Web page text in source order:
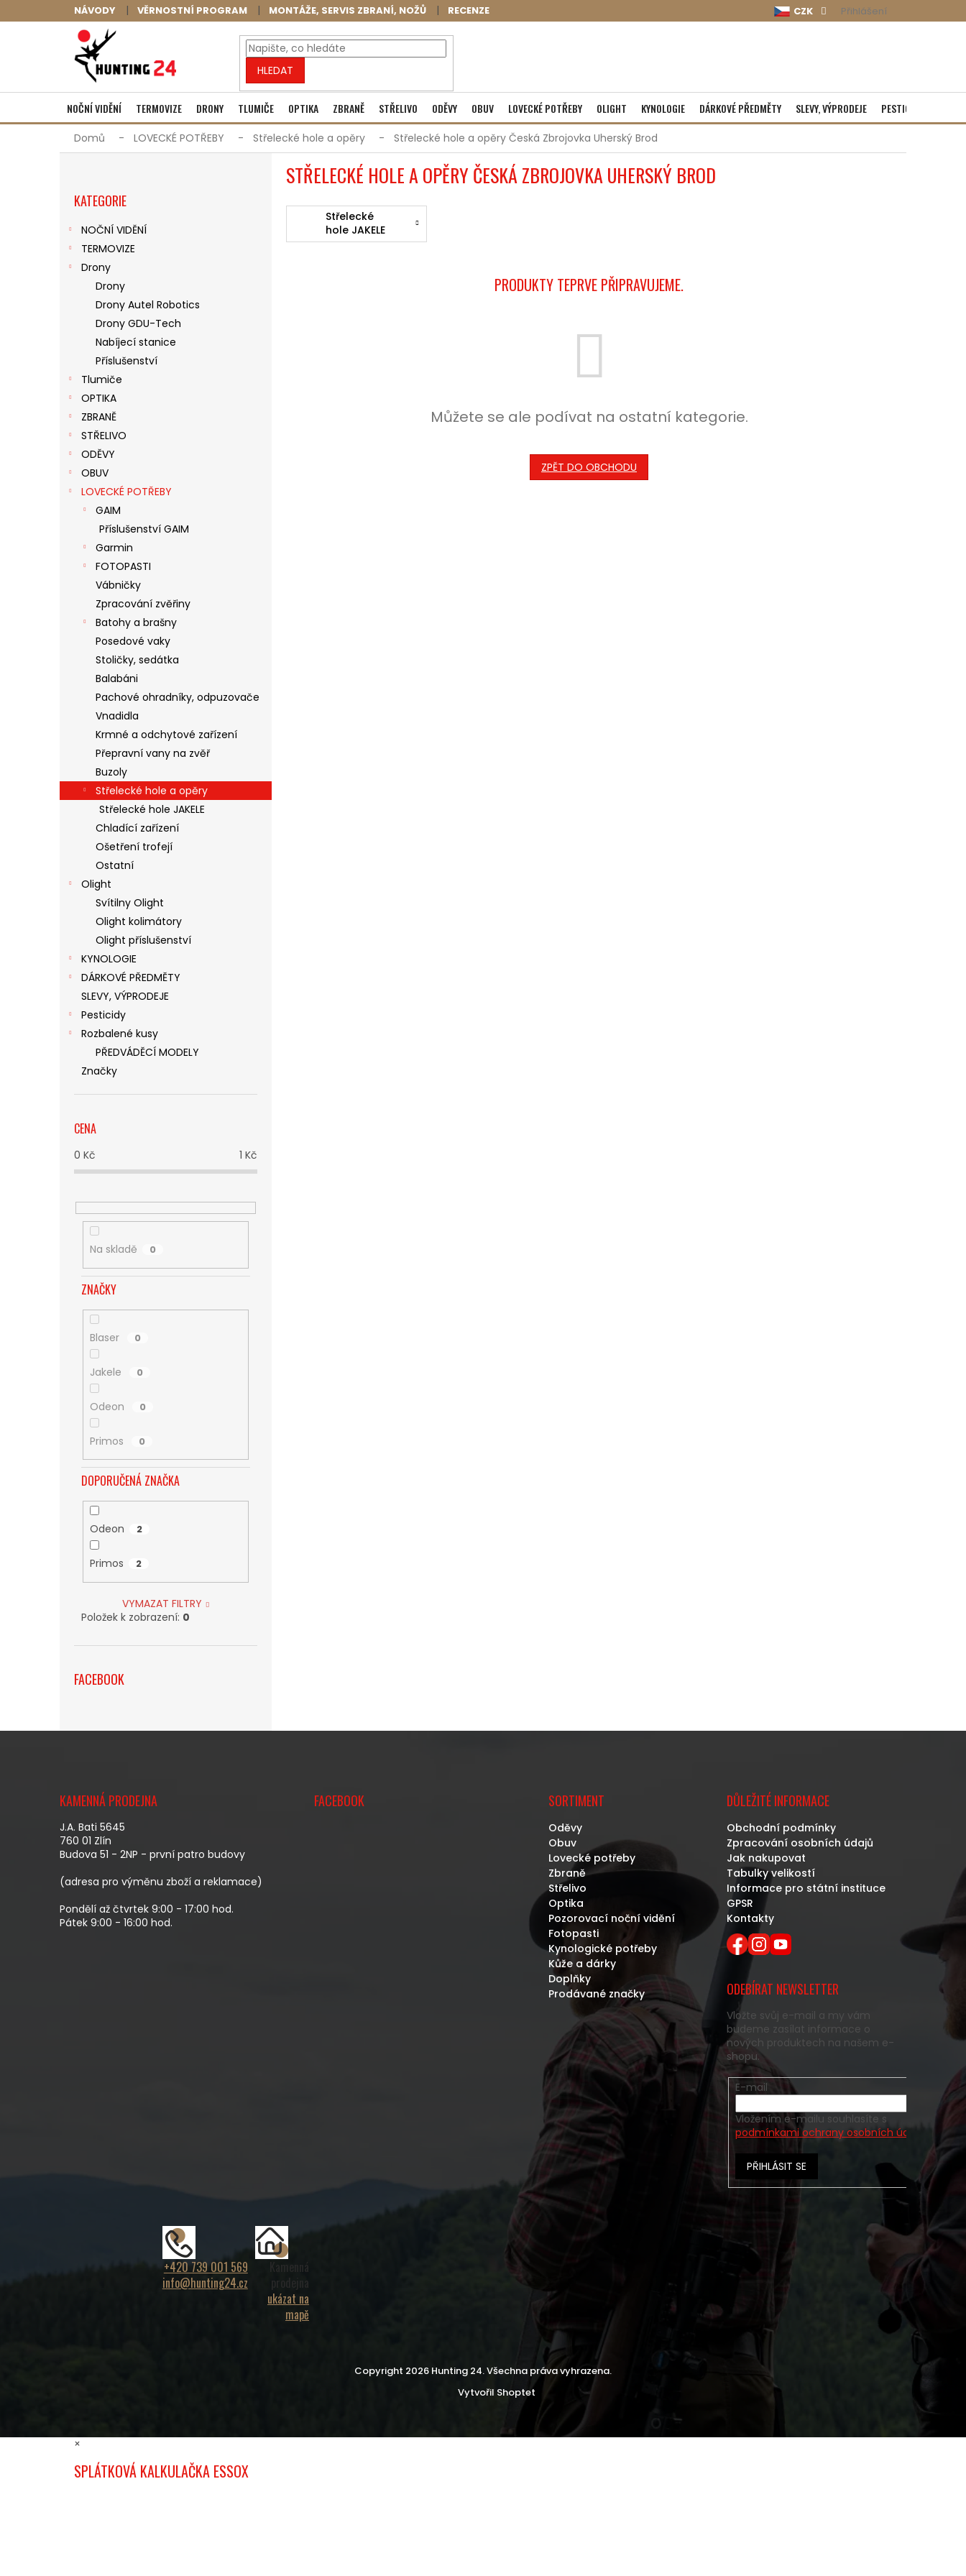
na
NÁVODY VĚRNOSTNÍ PROGRAM MONTÁŽE, SERVIS ZBRANÍ, NOŽŮ RECENZE CZK Přihlášení
HLEDAT
NÁKUPNÍ
KOŠÍK
Prázdný košík
NOČNÍ VIDĚNÍ TERMOVIZE DRONY TLUMIČE OPTIKA ZBRANĚ STŘELIVO ODĚVY OBUV LOVECKÉ POTŘEBY OLIGHT KYNOLOGIE DÁRKOVÉ PŘEDMĚTY SLEVY, VÝPRODEJE PESTICIDY
Domů LOVECKÉ POTŘEBY Střelecké hole a opěry Střelecké hole a opěry Česká Zbrojovka Uherský Brod
P
kategorie
KATEGORIE
NOČNÍ VIDĚNÍ
TERMOVIZE
Drony
Drony
Drony Autel Robotics
Drony GDU-Tech
Nabíjecí stanice
Příslušenství
Tlumiče
OPTIKA
ZBRANĚ
STŘELIVO
ODĚVY
OBUV
LOVECKÉ POTŘEBY
GAIM
Příslušenství GAIM
Garmin
FOTOPASTI
Vábničky
Zpracování zvěřiny
Batohy a brašny
Posedové vaky
Stoličky, sedátka
Balabáni
Pachové ohradníky, odpuzovače
Vnadidla
Krmné a odchytové zařízení
Přepravní vany na zvěř
Buzoly
Střelecké hole a opěry
Střelecké hole JAKELE
Chladící zařízení
Ošetření trofejí
Ostatní
Olight
Svítilny Olight
Olight kolimátory
Olight příslušenství
KYNOLOGIE
DÁRKOVÉ PŘEDMĚTY
SLEVY, VÝPRODEJE
Pesticidy
Rozbalené kusy
PŘEDVÁDĚCÍ MODELY
Značky
CENA
0 Kč 1 Kč
Na skladě 0
ZNAČKY
Blaser 0
Jakele 0
Odeon 0
Primos 0
DOPORUČENÁ ZNAČKA
Odeon 2
Primos 2
VYMAZAT FILTRY
Položek k zobrazení: 0
FACEBOOK
STŘELECKÉ HOLE A OPĚRY ČESKÁ ZBROJOVKA UHERSKÝ BROD
Střelecké
hole JAKELE
PRODUKTY TEPRVE PŘIPRAVUJEME.
Můžete se ale podívat na ostatní kategorie.
ZPĚT DO OBCHODU
KAMENNÁ PRODEJNA
J.A. Bati 5645
760 01 Zlín
Budova 51 - 2NP - první patro budovy
(adresa pro výměnu zboží a reklamace)
Pondělí až čtvrtek 9:00 - 17:00 hod.
Pátek 9:00 - 16:00 hod.
FACEBOOK SORTIMENT
Oděvy
Obuv
Lovecké potřeby
Zbraně
Střelivo
Optika
Pozorovací noční vidění
Fotopasti
Kynologické potřeby
Kůže a dárky
Doplňky
Prodávané značky
DŮLEŽITÉ INFORMACE
Obchodní podmínky
Zpracování osobních údajů
Jak nakupovat
Tabulky velikostí
Informace pro státní instituce
GPSR
Kontakty
ODEBÍRAT NEWSLETTER
Vložte svůj e-mail a my vám
budeme zasílat informace o
nových produktech na našem e-
shopu.
E-mail
Vložením e-mailu souhlasíte s
podmínkami ochrany osobních údajů
PŘIHLÁSIT SE
+420 739 001 569
info@hunting24.cz
Kamenná
prodejna
ukázat na
mapě
Vytvořil Shoptet
Copyright 2026 Hunting 24. Všechna práva vyhrazena.
×
SPLÁTKOVÁ KALKULAČKA ESSOX